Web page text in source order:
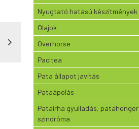
Nyugtató hatású készítmények
Olajok
Overhorse
Pacitea
Pata állapot javítás
Pataápolás
Patairha gyulladás, patahenger
szindróma